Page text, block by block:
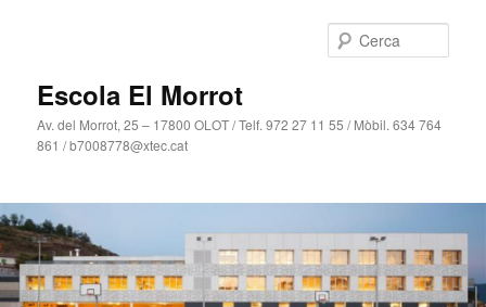
Escola El Morrot
Av. del Morrot, 25 – 17800 OLOT / Telf. 972 27 11 55 / Mòbil. 634 764
861 / b7008778@xtec.cat